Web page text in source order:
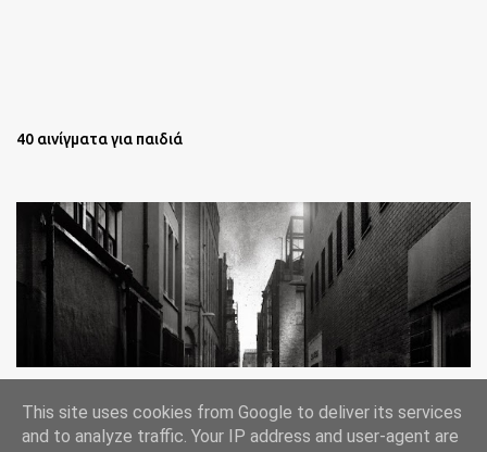
40 αινίγματα για παιδιά
Lee Jeffries
This site uses cookies from Google to deliver its services
and to analyze traffic. Your IP address and user-agent are